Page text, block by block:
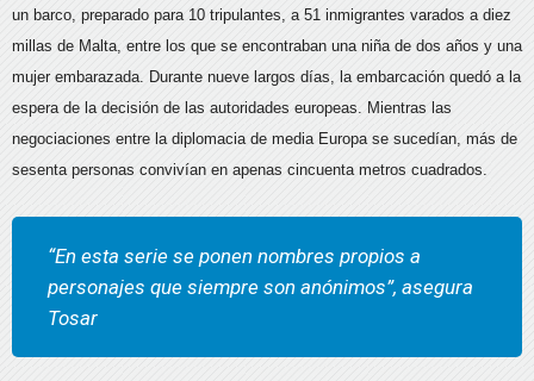
un barco, preparado para 10 tripulantes, a 51 inmigrantes varados a diez
millas de Malta, entre los que se encontraban una niña de dos años y una
mujer embarazada. Durante nueve largos días, la embarcación quedó a la
espera de la decisión de las autoridades europeas. Mientras las
negociaciones entre la diplomacia de media Europa se sucedían, más de
sesenta personas convivían en apenas cincuenta metros cuadrados.
“En esta serie se ponen nombres propios a
personajes que siempre son anónimos”, asegura
Tosar